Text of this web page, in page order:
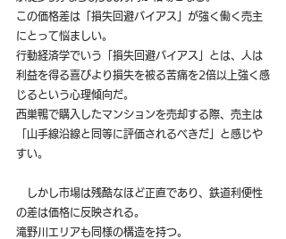
この価格差は「損失回避バイアス」が強く働く売主
にとって悩ましい。
行動経済学でいう「損失回避バイアス」とは、人は
利益を得る喜びより損失を被る苦痛を2倍以上強く感
じるという心理傾向だ。
西巣鴨で購入したマンションを売却する際、売主は
「山手線沿線と同等に評価されるべきだ」と感じや
すい。
しかし市場は残酷なほど正直であり、鉄道利便性
の差は価格に反映される。
滝野川エリアも同様の構造を持つ。